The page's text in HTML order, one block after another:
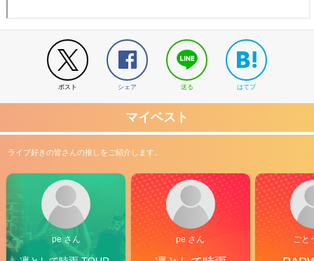
ポスト シェア 送る はてブ
マイベスト
ライブ好きの皆さんの推しをご紹介します。
pe さん pe さん ごと